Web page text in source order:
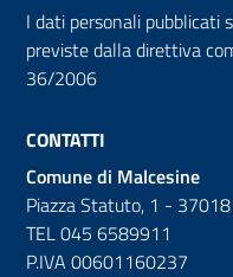
I dati personali pubblicati
previste dalla direttiva
36/2006
CONTATTI
Comune di Malcesine
Piazza Statuto, 1 -
TEL 045 6589911
P.IVA 00601160237